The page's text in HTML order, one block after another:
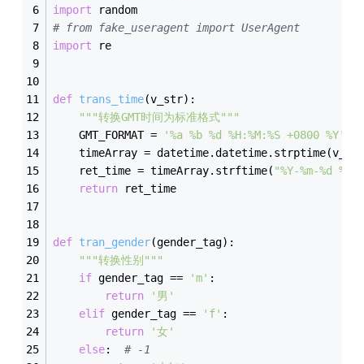
import random
# from fake_useragent import UserAgent
import re
def trans_time(v_str) :
"""转换GMT时间为标准格式"""
    GMT_FORMAT =
'%a %b %d %H:%M:%S +0800 %Y'
timeArray =
    ret_time = timeArray.strftime(
"%Y-%m-%d
return ret_time
def tran_gender(gender_tag) :
"""转换性别"""
if gender_tag == 'm' :
return
'男'
elif gender_tag == 'f' :
return
'女'
else: # -1